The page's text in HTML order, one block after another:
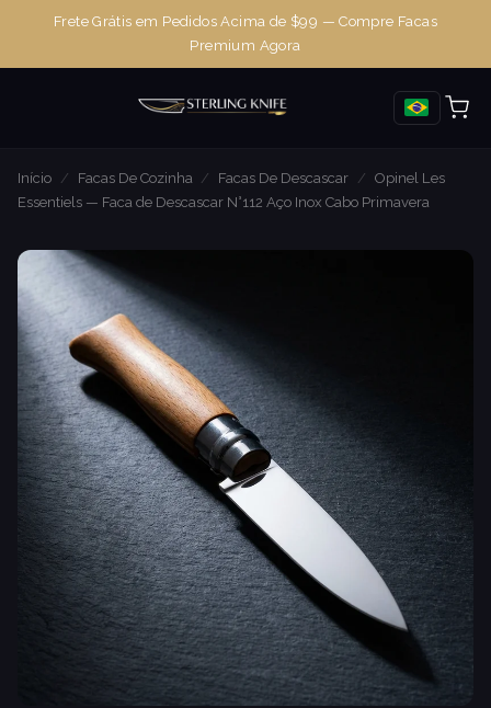
Frete Grátis em Pedidos Acima de $99 — Compre Facas
Premium Agora
Início / Facas De Cozinha / Facas De Descascar / Opinel Les
Essentiels — Faca de Descascar N°112 Aço Inox Cabo Primavera